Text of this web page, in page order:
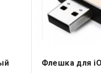
Флешка для